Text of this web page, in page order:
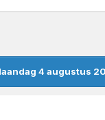
4 augustus